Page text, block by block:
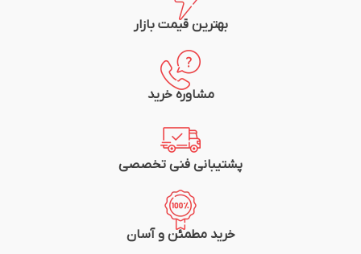
بهترین قیمت بازار
مشاوره خرید
پشتیبانی فنی تخصصی
خرید مطمئن و آسان